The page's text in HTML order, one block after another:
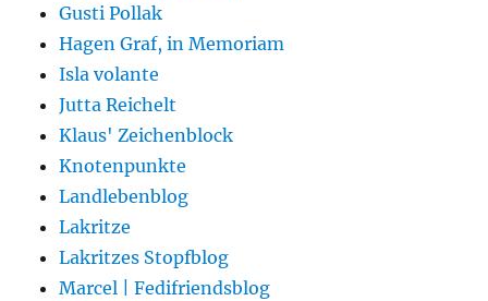
Gusti Pollak
Hagen Graf, in Memoriam
Isla volante
Jutta Reichelt
Klaus' Zeichenblock
Knotenpunkte
Landlebenblog
Lakritze
Lakritzes Stopfblog
Marcel | Fedifriendsblog